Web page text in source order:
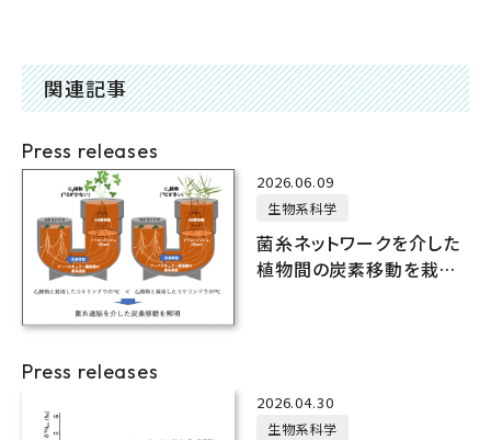
関連記事
Press releases
2026.06.09
生物系科学
菌糸ネットワークを介した
植物間の炭素移動を栽培
Press releases
2026.04.30
生物系科学